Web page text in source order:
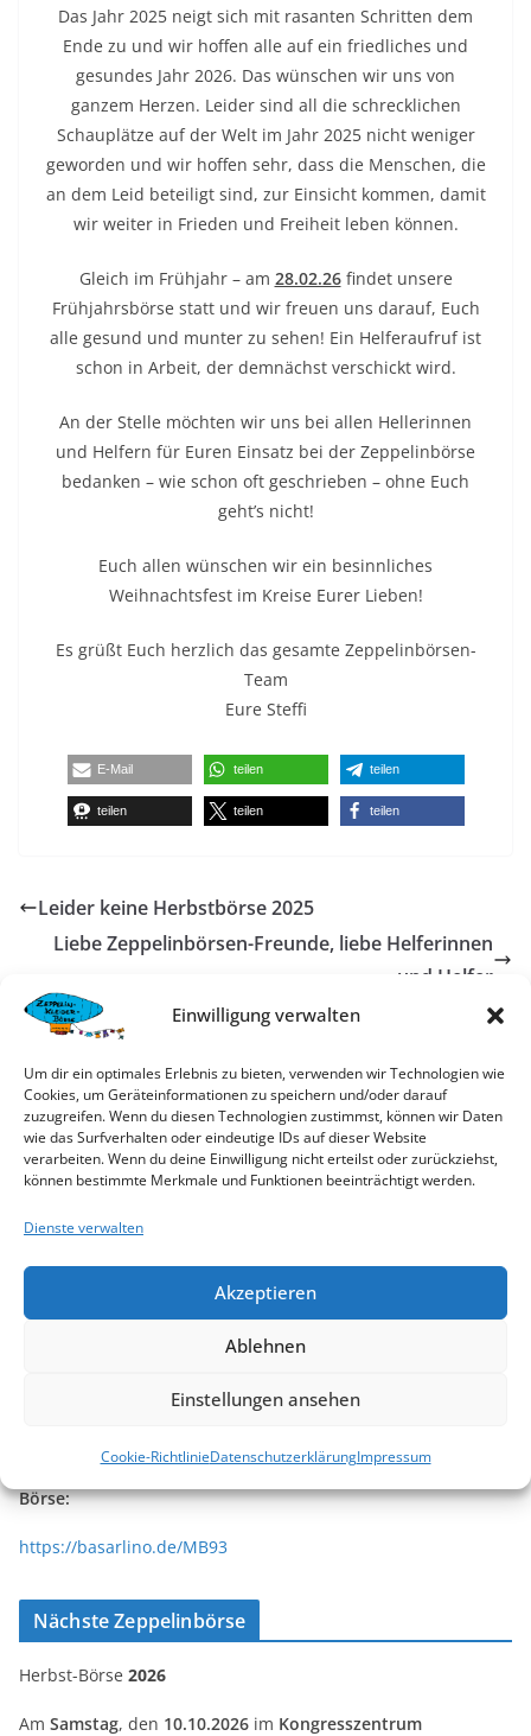
Einwilligung verwalten
Um dir ein optimales Erlebnis zu bieten, verwenden wir Technologien wie
Cookies, um Geräteinformationen zu speichern und/oder darauf
zuzugreifen. Wenn du diesen Technologien zustimmst, können wir Daten
wie das Surfverhalten oder eindeutige IDs auf dieser Website
verarbeiten. Wenn du deine Einwilligung nicht erteilst oder zurückziehst,
können bestimmte Merkmale und Funktionen beeinträchtigt werden.
Dienste verwalten
Akzeptieren
Ablehnen
Einstellungen ansehen
Cookie-RichtlinieDatenschutzerklärungImpressum
Das Jahr 2025 neigt sich mit rasanten Schritten dem
Ende zu und wir hoffen alle auf ein friedliches und
gesundes Jahr 2026. Das wünschen wir uns von
ganzem Herzen. Leider sind all die schrecklichen
Schauplätze auf der Welt im Jahr 2025 nicht weniger
geworden und wir hoffen sehr, dass die Menschen, die
an dem Leid beteiligt sind, zur Einsicht kommen, damit
wir weiter in Frieden und Freiheit leben können.
Gleich im Frühjahr – am 28.02.26findet unsere
Frühjahrsbörse statt und wir freuen uns darauf, Euch
alle gesund und munter zu sehen! Ein Helferaufruf ist
schon in Arbeit, der demnächst verschickt wird.
An der Stelle möchten wir uns bei allen Hellerinnen
und Helfern für Euren Einsatz bei der Zeppelinbörse
bedanken – wie schon oft geschrieben – ohne Euch
geht’s nicht!
Euch allen wünschen wir ein besinnliches
Weihnachtsfest im Kreise Eurer Lieben!
Es grüßt Euch herzlich das gesamte Zeppelinbörsen-
Team
Eure Steffi
E-Mail teilen teilen
teilen teilen teilen
Leider keine Herbstbörse 2025
Liebe Zeppelinbörsen-Freunde, liebe Helferinnen
und Helfer
Hallo, ich bin der Admin dieser Seite. Meldet euch,
wenn ihr hier Probleme habt und besucht uns auf den
Börsen.
Online Etikettenverkauf
basarlino.de
Börse:
https://basarlino.de/MB93
Nächste Zeppelinbörse
Herbst-Börse 2026
Am Samstag, den 10.10.2026 im Kongresszentrum